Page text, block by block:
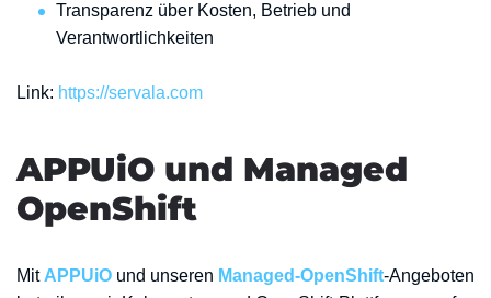
Transparenz über Kosten, Betrieb und
Verantwortlichkeiten
Link: https://servala.com
APPUiO und Managed
OpenShift
Mit APPUiO und unseren Managed-OpenShift-Angeboten